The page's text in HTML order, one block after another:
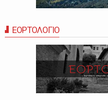
ΕΟΡΤΟΛΟΓΙΟ